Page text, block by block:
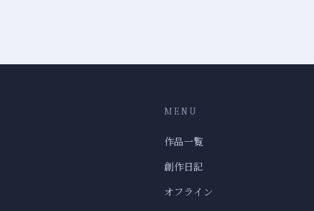
MENU
作品一覧
創作日記
オフライン